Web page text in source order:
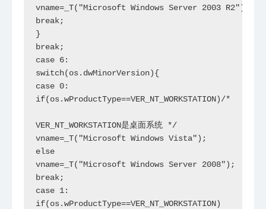
vname=_T("Microsoft Windows Server 2003 R2");
break;
}
break;
case 6:
switch(os.dwMinorVersion){
case 0:
if(os.wProductType==VER_NT_WORKSTATION)/*
VER_NT_WORKSTATION是桌面系统 */
vname=_T("Microsoft Windows Vista");
else
vname=_T("Microsoft Windows Server 2008");
break;
case 1:
if(os.wProductType==VER_NT_WORKSTATION)